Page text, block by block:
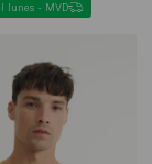
lunes - MVD